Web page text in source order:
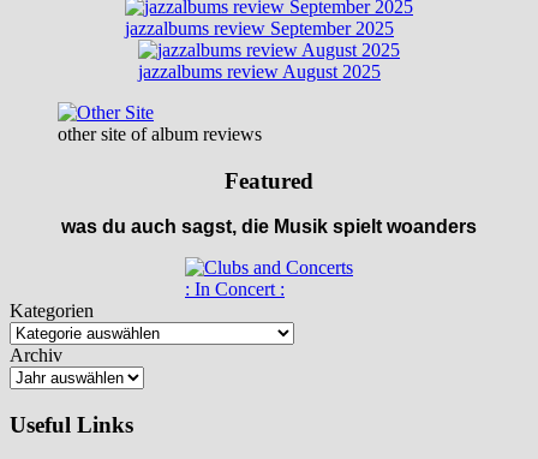
jazzalbums review September 2025
jazzalbums review August 2025
other site of album reviews
Featured
was du auch sagst, die Musik spielt woanders
: In Concert :
Kategorien
Archiv
Useful Links